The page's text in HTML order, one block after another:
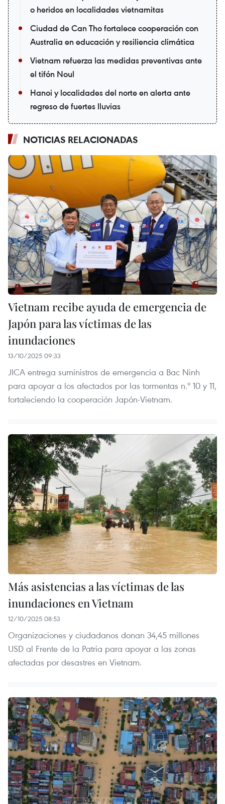
o heridos en localidades vietnamitas
Ciudad de Can Tho fortalece cooperación con
Australia en educación y resiliencia climática
Vietnam refuerza las medidas preventivas ante
el tifón Noul
Hanoi y localidades del norte en alerta ante
regreso de fuertes lluvias
NOTICIAS RELACIONADAS
Vietnam recibe ayuda de emergencia de
Japón para las víctimas de las
inundaciones
13/10/2025 09:33
JICA entrega suministros de emergencia a Bac Ninh
para apoyar a los afectados por las tormentas n.º 10 y 11,
fortaleciendo la cooperación Japón-Vietnam.
Más asistencias a las víctimas de las
inundaciones en Vietnam
12/10/2025 08:53
Organizaciones y ciudadanos donan 34,45 millones
USD al Frente de la Patria para apoyar a las zonas
afectadas por desastres en Vietnam.